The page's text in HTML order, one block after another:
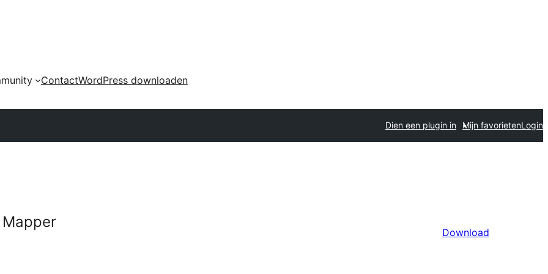
ContactWordPress downloaden
Dien een plugin in Mijn favorietenLogin
Download